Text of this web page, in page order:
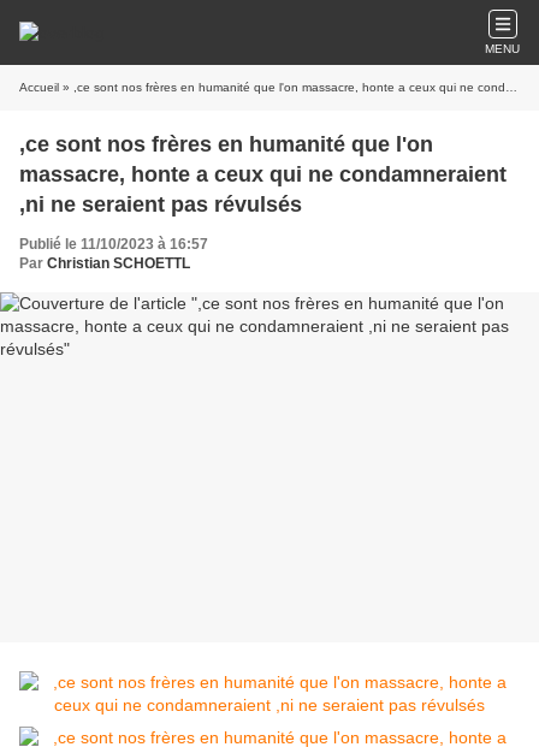
MENU
Accueil » ,ce sont nos frères en humanité que l'on massacre, honte a ceux qui ne condamneraient ,ni ne seraient pas révulsés
,ce sont nos frères en humanité que l'on
massacre, honte a ceux qui ne condamneraient
,ni ne seraient pas révulsés
Publié le 11/10/2023 à 16:57
Par Christian SCHOETTL